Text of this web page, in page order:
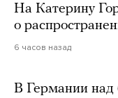
На Катерину
о
6 часов назад
В Германии над